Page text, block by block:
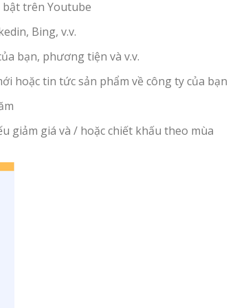
trên Youtube
Bing, v.v.
bạn, phương tiện và v.v.
hoặc tin tức sản phẩm về công ty của bạn
giảm giá và / hoặc chiết khấu theo mùa